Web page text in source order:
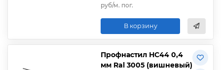
руб/м. пог.
В корзину
Профнастил НС44 0,4
мм Ral 3005 (вишневый)